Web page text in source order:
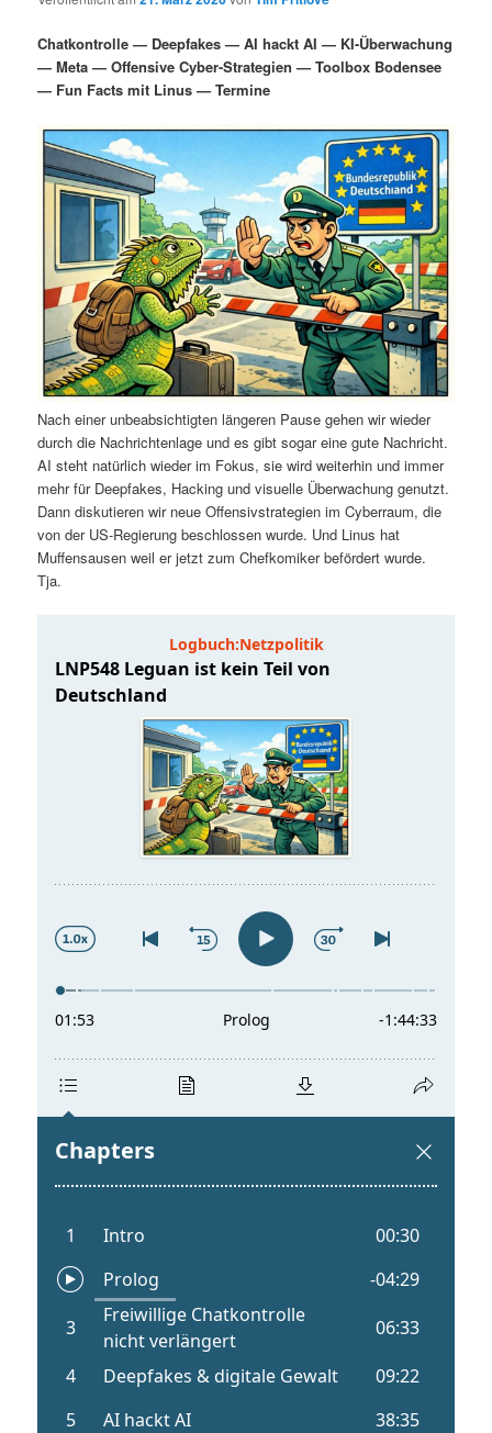
m
ä
r
e
I
h
a
l
t
s
i
n
u
n
d
ä
e
I
n
h
a
l
p
g
e
n
n
a
v
g
Chatkontrolle — Deepfakes — AI hackt AI — KI-Überwachung
— Meta — Offensive Cyber-Strategien — Toolbox Bodensee
— Fun Facts mit Linus — Termine
Nach einer unbeabsichtigten längeren Pause gehen wir wieder
durch die Nachrichtenlage und es gibt sogar eine gute Nachricht.
AI steht natürlich wieder im Fokus, sie wird weiterhin und immer
mehr für Deepfakes, Hacking und visuelle Überwachung genutzt.
Dann diskutieren wir neue Offensivstrategien im Cyberraum, die
von der US-Regierung beschlossen wurde. Und Linus hat
Muffensausen weil er jetzt zum Chefkomiker befördert wurde.
Tja.